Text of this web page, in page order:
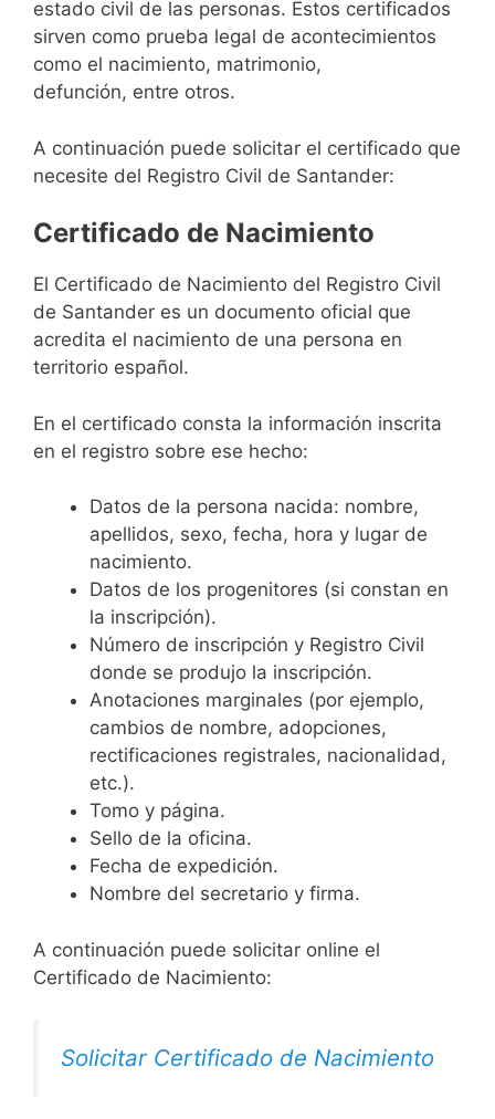
estado civil de las personas. Estos certificados
sirven como prueba legal de acontecimientos
como el nacimiento, matrimonio,
defunción, entre otros.
A continuación puede solicitar el certificado que
necesite del Registro Civil de Santander:
Certificado de Nacimiento
El Certificado de Nacimiento del Registro Civil
de Santander es un documento oficial que
acredita el nacimiento de una persona en
territorio español.
En el certificado consta la información inscrita
en el registro sobre ese hecho:
Datos de la persona nacida: nombre,
apellidos, sexo, fecha, hora y lugar de
nacimiento.
Datos de los progenitores (si constan en
la inscripción).
Número de inscripción y Registro Civil
donde se produjo la inscripción.
Anotaciones marginales (por ejemplo,
cambios de nombre, adopciones,
rectificaciones registrales, nacionalidad,
etc.).
Tomo y página.
Sello de la oficina.
Fecha de expedición.
Nombre del secretario y firma.
A continuación puede solicitar online el
Certificado de Nacimiento:
Solicitar Certificado de Nacimiento